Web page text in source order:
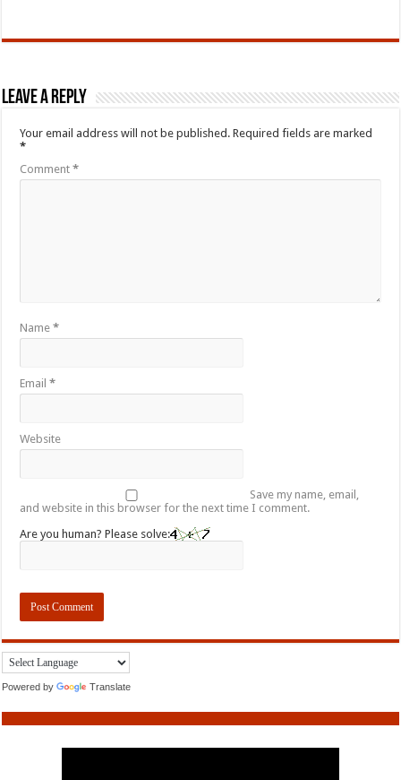
Leave a Reply
Your email address will not be published. Required fields are marked
*
Comment*
Name*
Email*
Website
Save my name, email,
and website in this browser for the next time I comment.
Are you human? Please solve:
Powered by Translate